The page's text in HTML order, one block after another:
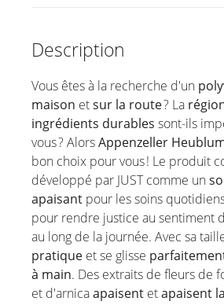
Description
Vous êtes à la recherche d'un
maison etsur la route? La
ingrédients durables sont-ils
vous ? AlorsAppenzeller
bon choix pour vous ! Le produit
développé par JUST comme un
apaisant pour les soins
pour rendre justice au sentiment
au long de la journée. Avec sa
pratique et se glisse
à main. Des extraits de fleurs de
et d'arnicaapaisent etapaisent